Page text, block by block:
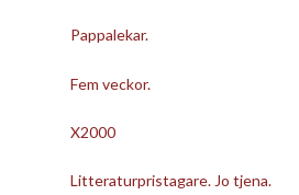
Pappalekar.
Fem veckor.
X2000
Litteraturpristagare. Jo tjena.